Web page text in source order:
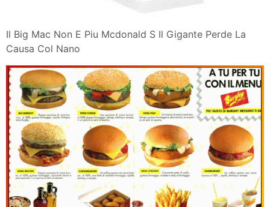
Il Big Mac Non E Piu Mcdonald S Il Gigante Perde La
Causa Col Nano